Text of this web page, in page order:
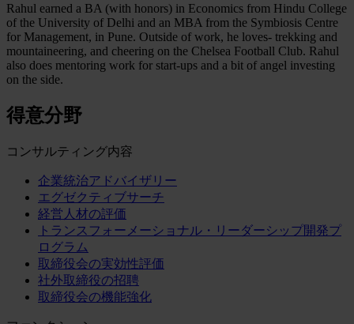
Rahul earned a BA (with honors) in Economics from Hindu College
of the University of Delhi and an MBA from the Symbiosis Centre
for Management, in Pune. Outside of work, he loves- trekking and
mountaineering, and cheering on the Chelsea Football Club. Rahul
also does mentoring work for start-ups and a bit of angel investing
on the side.
得意分野
コンサルティング内容
企業統治アドバイザリー
エグゼクティブサーチ
経営人材の評価
トランスフォーメーショナル・リーダーシップ開発プ
ログラム
取締役会の実効性評価
社外取締役の招聘
取締役会の機能強化